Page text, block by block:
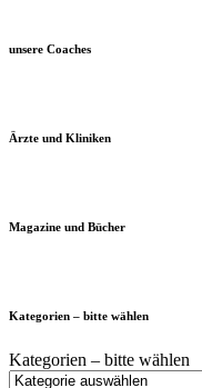
unsere Coaches
Ärzte und Kliniken
Magazine und Bücher
Kategorien – bitte wählen
Kategorien – bitte wählen